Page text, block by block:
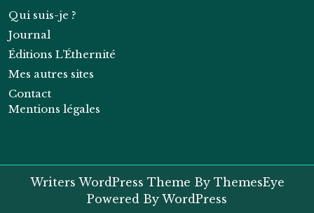
Qui suis-je ?
Journal
Éditions L’Éthernité
Mes autres sites
Contact
Mentions légales
Writers WordPress Theme By ThemesEye
Powered By WordPress